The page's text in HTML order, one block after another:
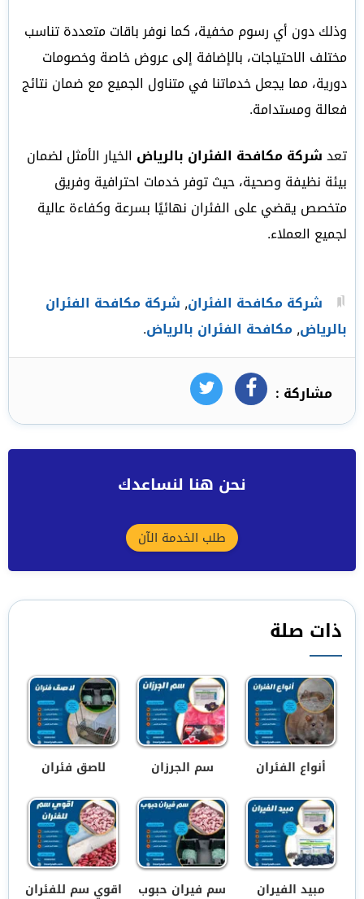
وذلك دون أي رسوم مخفية، كما نوفر باقات متعددة تناسب
مختلف الاحتياجات، بالإضافة إلى عروض خاصة وخصومات
دورية، مما يجعل خدماتنا في متناول الجميع مع ضمان نتائج
فعالة ومستدامة.
تعدشركة مكافحة الفئران بالرياض الخيار الأمثل لضمان
بيئة نظيفة وصحية، حيث توفر خدمات احترافية وفريق
متخصص يقضي على الفئران نهائيًا بسرعة وكفاءة عالية
لجميع العملاء.
شركة مكافحة الفئران, شركة مكافحة الفئران
بالرياض,مكافحة الفئران بالرياض.
مشاركة : فيسبوكتويتر
نحن هنا لنساعدك
طلب الخدمة الآن
ذات صلة
أنواع الفئران سم الجرزان لاصق فئران
مبيد الفيران سم فيران حبوب اقوي سم للفئران